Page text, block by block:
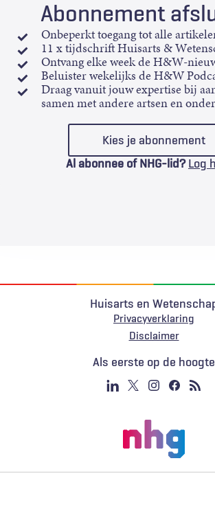
Abonnement
Onbeperkt toegang tot alle
11 x tijdschrift Huisarts &
Ontvang elke week de H&W-
Beluister wekelijks de H&W
Draag vanuit jouw expertise bij
samen met andere artsen en
Kies je abonnement
Al abonnee of NHG-lid? Log
Huisarts en
Privacyverklaring
Voet
Disclaimer
Als eerste op de hoogte